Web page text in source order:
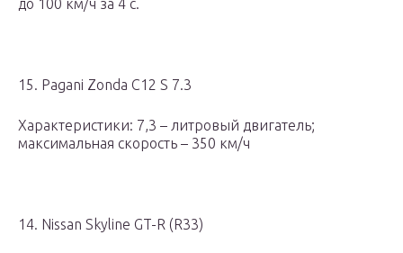
до 100 км/ч за 4 с.
15. Pagani Zonda C12 S 7.3
Характеристики: 7,3 – литровый двигатель;
максимальная скорость – 350 км/ч
14. Nissan Skyline GT-R (R33)